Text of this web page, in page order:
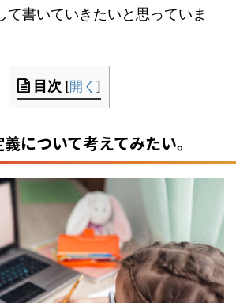
て書いていきたいと思っていま
目次 [開く ]
について考えてみたい。